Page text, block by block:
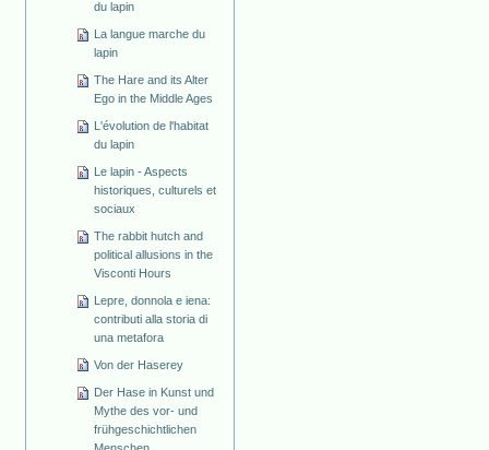
du lapin
La langue marche du
lapin
The Hare and its Alter
Ego in the Middle Ages
L'évolution de l'habitat
du lapin
Le lapin - Aspects
historiques, culturels et
sociaux
The rabbit hutch and
political allusions in the
Visconti Hours
Lepre, donnola e iena:
contributi alla storia di
una metafora
Von der Haserey
Der Hase in Kunst und
Mythe des vor- und
frühgeschichtlichen